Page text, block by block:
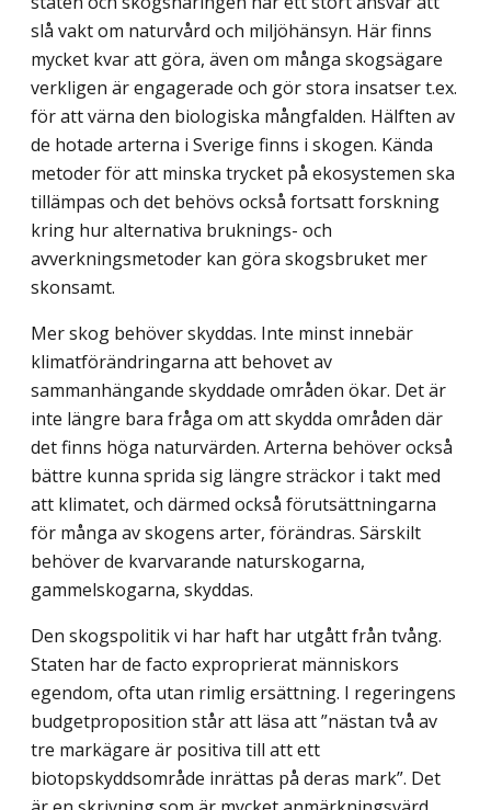
slå vakt om naturvård och miljöhänsyn. Här finns
mycket kvar att göra, även om många skogsägare
verkligen är engagerade och gör stora insatser t.ex.
för att värna den biologiska mångfalden. Hälften av
de hotade arterna i Sverige finns i skogen. Kända
metoder för att minska trycket på ekosystemen ska
tillämpas och det behövs också fortsatt forskning
kring hur alternativa bruknings- och
avverkningsmetoder kan göra skogsbruket mer
skonsamt.
Mer skog behöver skyddas. Inte minst innebär
klimatförändringarna att behovet av
sammanhängande skyddade områden ökar. Det är
inte längre bara fråga om att skydda områden där
det finns höga naturvärden. Arterna behöver också
bättre kunna sprida sig längre sträckor i takt med
att klimatet, och därmed också förutsättningarna
för många av skogens arter, förändras. Särskilt
behöver de kvarvarande naturskogarna,
gammelskog­arna, skyddas.
Den skogspolitik vi har haft har utgått från tvång.
Staten har de facto exproprierat människors
egendom, ofta utan rimlig ersättning. I regeringens
budgetproposition står att läsa att ”nästan två av
tre markägare är positiva till att ett
biotopskyddsområde inrät­tas på deras mark”. Det